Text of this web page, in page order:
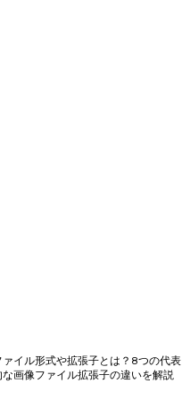
ァイル形式や拡張子とは？8つの代表
な画像ファイル拡張子の違いを解説